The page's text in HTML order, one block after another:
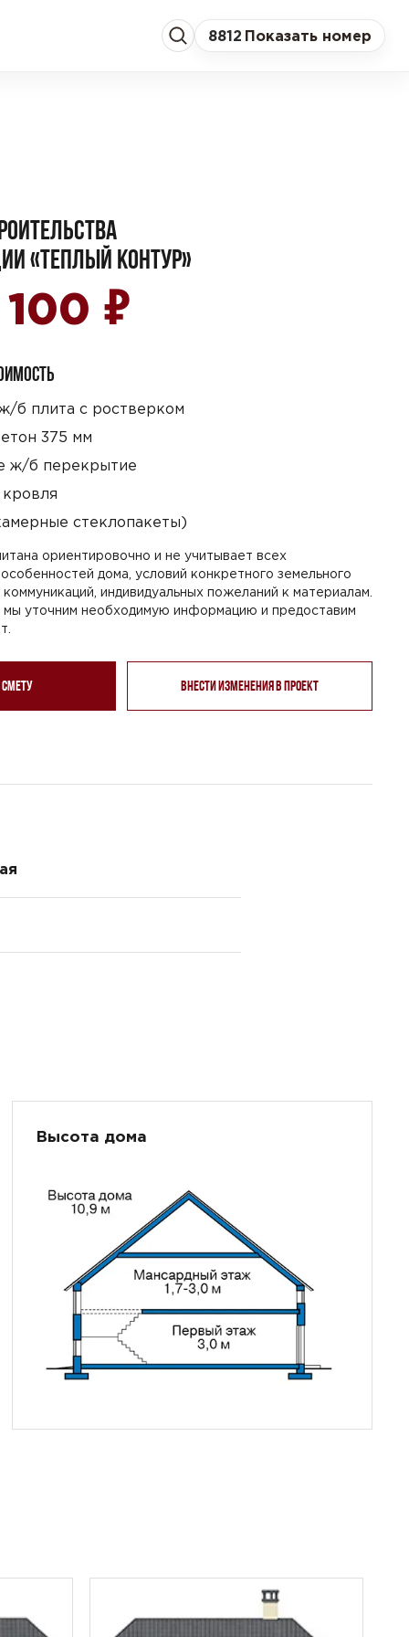
8812 Показать номер
«ТЕПЛЫЙ КОНТУР»
100 ₽
б плита с ростверком
375 мм
ж/б перекрытие
стеклопакеты)
ориентировочно и не учитывает всех
дома, условий конкретного земельного
коммуникаций, индивидуальных пожеланий к материалам.
мы уточним необходимую информацию и предоставим
смету Внести изменения в проект
Высота дома